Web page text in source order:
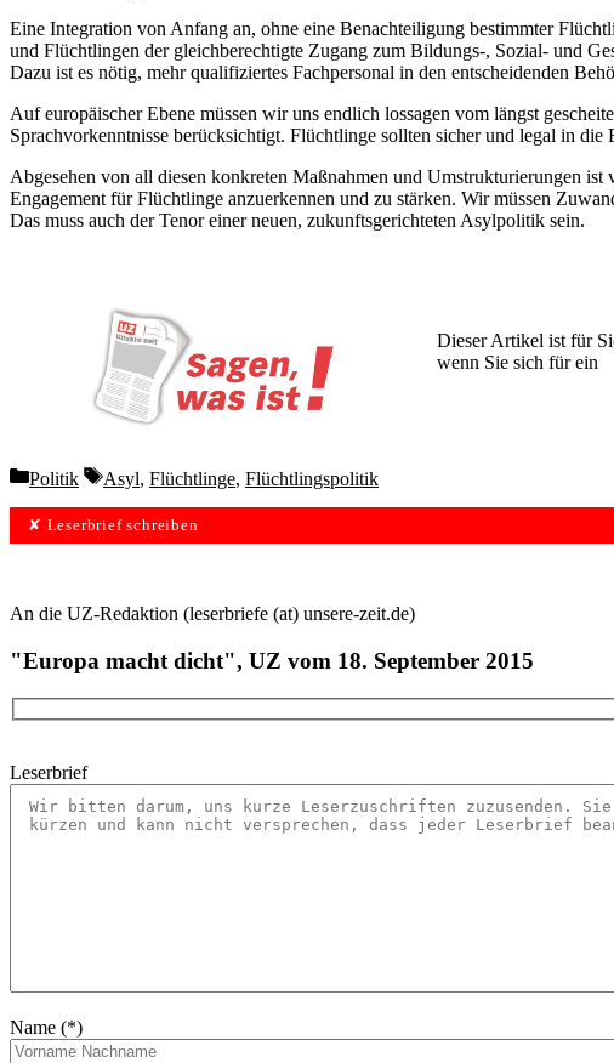
Eine Integration von Anfang an, ohne eine Benachteiligung bestimmter
und Flüchtlingen der gleichberechtigte Zugang zum Bildungs-, Sozial- und
Dazu ist es nötig, mehr qualifiziertes Fachpersonal in den entscheidenden
Auf europäischer Ebene müssen wir uns endlich lossagen vom längst
Sprachvorkenntnisse berücksichtigt. Flüchtlinge sollten sicher und legal in
Abgesehen von all diesen konkreten Maßnahmen und Umstrukturierungen
Engagement für Flüchtlinge anzuerkennen und zu stärken. Wir müssen
Das muss auch der Tenor einer neuen, zukunftsgerichteten Asylpolitik sein.
Dieser Artikel ist für
wenn Sie sich für ein
Categories
Politik Tags
Asyl, Flüchtlinge, Flüchtlingspolitik
✘ Leserbrief schreiben
An die UZ-Redaktion (leserbriefe (at) unsere-zeit.de)
"Europa macht dicht", UZ vom 18. September 2015
Leserbrief
Name (*)